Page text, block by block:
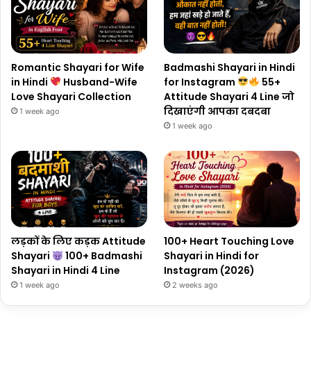
Romantic Shayari for Wife
in Hindi
Husband-Wife
Love Shayari Collection
1 week ago
Badmashi Shayari in Hindi
for Instagram
55+
Attitude Shayari 4 Line जो
दिखाएंगी आपका दबदबा
1 week ago
लड़कों के लिए कड़क Attitude
Shayari
100+ Badmashi
Shayari in Hindi 4 Line
1 week ago
100+ Heart Touching Love
Shayari in Hindi for
Instagram (2026)
2 weeks ago